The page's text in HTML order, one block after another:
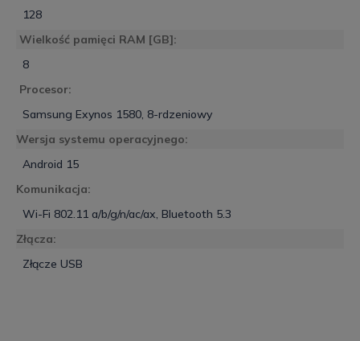
128
Wielkość pamięci RAM [GB]:
8
Procesor:
Samsung Exynos 1580, 8-rdzeniowy
Wersja systemu operacyjnego:
Android 15
Komunikacja:
Wi-Fi 802.11 a/b/g/n/ac/ax, Bluetooth 5.3
Złącza:
Złącze USB